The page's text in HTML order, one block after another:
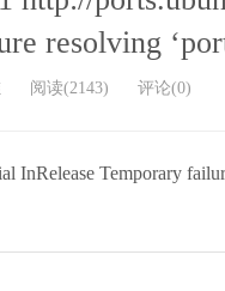
resolving
阅读(2143) 评论(0)
Temporary